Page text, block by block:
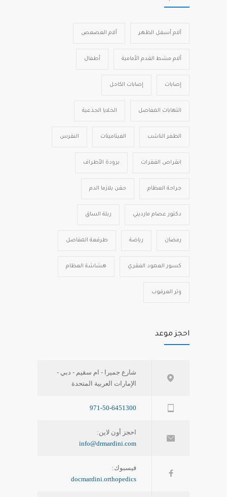
آلام أسفل الظهر آلام العصعص
آلام مشط القدم الأمامية أطفال
إصابات إصابات الكاحل
التهابات المفاصل الخلايا الجذعية
الظفر الناشب الفيتامينات النقرس
انقراص الفقرات برودة الأطراف
جراحة العظام حقن بلازما الدم
دكتور عصام مارديني ربلة الساق
رمضان رياضة طرقعة المفاصل
كسور العمود الفقري هشاشة العظام
وتر العرقوب
احجز موعد
شارع جميرا - ام سقيم - دبي -
الإمارات العربية المتحدة
971-50-6451300
احجز أون لاين:
info@drmardini.com
فيسبوك:
docmardini.orthopedics